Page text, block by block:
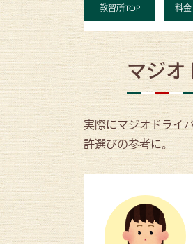
教習所TOP 料
マジオ
実際にマジオドライ
許選びの参考に。